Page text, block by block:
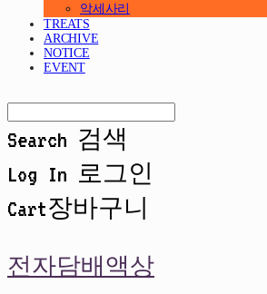
악세사리
TREATS
ARCHIVE
NOTICE
EVENT
Search 검색
Log In 로그인
Cart장바구니
전자담배액상